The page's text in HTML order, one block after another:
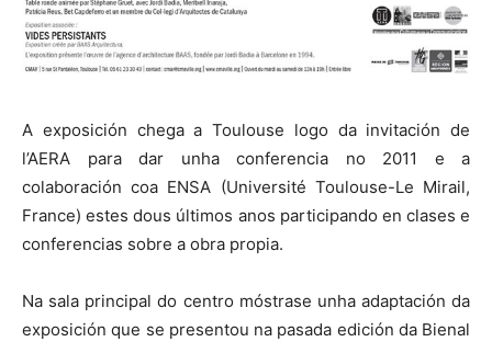
A exposición chega a Toulouse logo da invitación de
l’AERA para dar unha conferencia no 2011 e a
colaboración coa ENSA (Université Toulouse-Le Mirail,
France) estes dous últimos anos participando en clases e
conferencias sobre a obra propia.
Na sala principal do centro móstrase unha adaptación da
exposición que se presentou na pasada edición da Bienal